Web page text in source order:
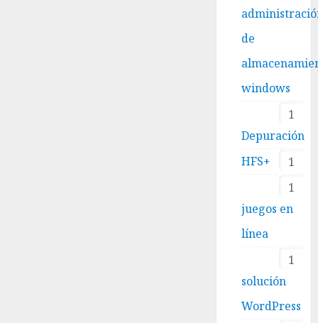
de
windows
1
Depuración
1
HFS+
1
juegos en
línea
1
solución
WordPress